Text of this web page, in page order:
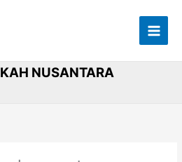
NUSANTARA